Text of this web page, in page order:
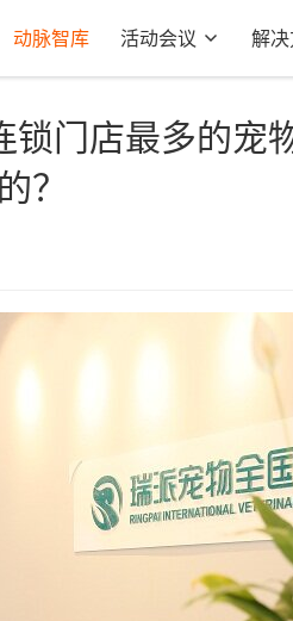
动脉智库 活动会议 解
锁门店最多的宠
？